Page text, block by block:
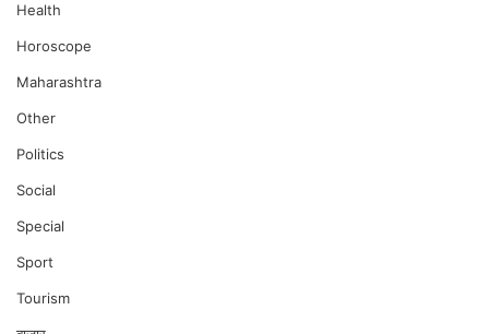
Health
Horoscope
Maharashtra
Other
Politics
Social
Special
Sport
Tourism